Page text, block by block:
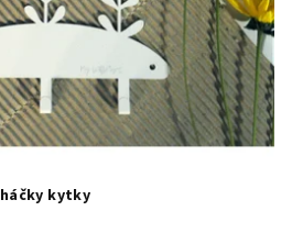
háčky kytky